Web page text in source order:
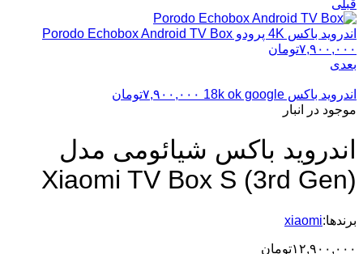
قبلی
اندروید باکس 4K پرودو Porodo Echobox Android TV Box
۷,۹۰۰,۰۰۰تومان
بعدی
اندروید باکس 18k ok google ۷,۹۰۰,۰۰۰تومان
موجود در انبار
اندروید باکس شیائومی مدل
Xiaomi TV Box S (3rd Gen)
برندها:xiaomi
۱۲,۹۰۰,۰۰۰تومان